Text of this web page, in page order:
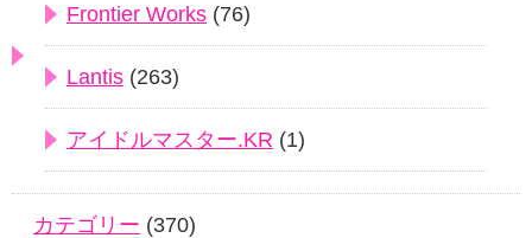
Frontier Works (76)
Lantis (263)
アイドルマスター.KR (1)
カテゴリー (370)